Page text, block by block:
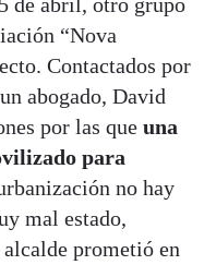
“Nova
Contactados por
abogado, David
por las que una
para
no hay
mal estado,
prometió en